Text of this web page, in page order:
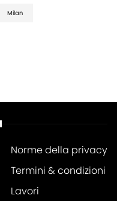
Milan
Norme della privacy
Termini & condizioni
Lavori